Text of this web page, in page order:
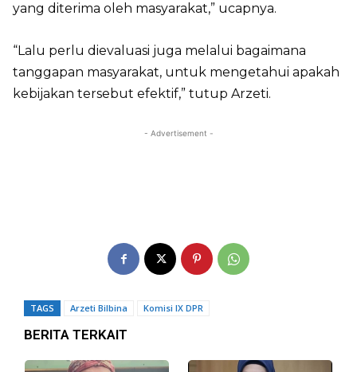
yang diterima oleh masyarakat,” ucapnya.
“Lalu perlu dievaluasi juga melalui bagaimana
tanggapan masyarakat, untuk mengetahui apakah
kebijakan tersebut efektif,” tutup Arzeti.
- Advertisement -
TAGS Arzeti Bilbina Komisi IX DPR
BERITA TERKAIT